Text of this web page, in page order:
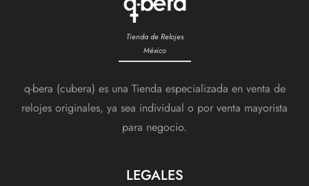
Tienda de Relojes
México
q-bera (cubera) es una Tienda especializada en venta de
relojes originales, ya sea individual o por venta mayorista
para negocio.
LEGALES